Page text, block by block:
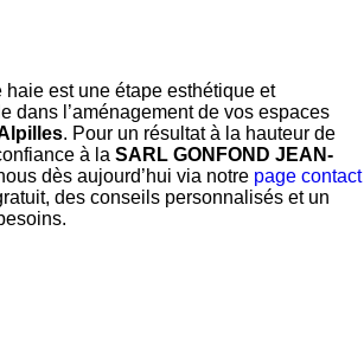
haie est une étape esthétique et
dans l’aménagement de vos espaces
. Pour un résultat à la hauteur de
à la SARL GONFOND JEAN-
dès aujourd’hui via notre page contact
des conseils personnalisés et un